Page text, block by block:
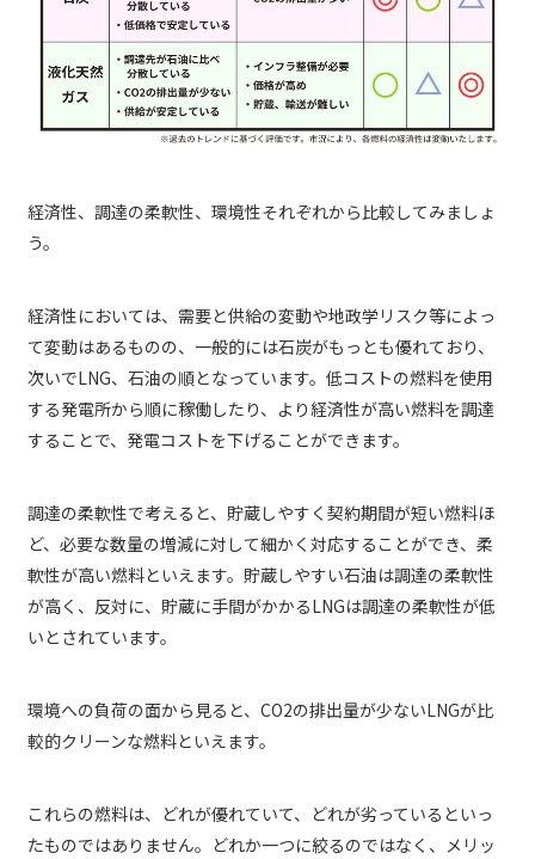
経済性、調達の柔軟性、環境性それぞれから比較してみましょ
う。
経済性においては、需要と供給の変動や地政学リスク等によっ
て変動はあるものの、一般的には石炭がもっとも優れており、
次いでLNG、石油の順となっています。低コストの燃料を使用
する発電所から順に稼働したり、より経済性が高い燃料を調達
することで、発電コストを下げることができます。
調達の柔軟性で考えると、貯蔵しやすく契約期間が短い燃料ほ
ど、必要な数量の増減に対して細かく対応することができ、柔
軟性が高い燃料といえます。貯蔵しやすい石油は調達の柔軟性
が高く、反対に、貯蔵に手間がかかるLNGは調達の柔軟性が低
いとされています。
環境への負荷の面から見ると、CO2の排出量が少ないLNGが比
較的クリーンな燃料といえます。
これらの燃料は、どれが優れていて、どれが劣っているといっ
たものではありません。どれか一つに絞るのではなく、メリッ